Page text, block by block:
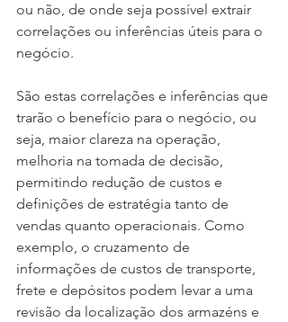
ou não, de onde seja possível extrair
correlações ou inferências úteis para o
negócio.
São estas correlações e inferências que
trarão o benefício para o negócio, ou
seja, maior clareza na operação,
melhoria na tomada de decisão,
permitindo redução de custos e
definições de estratégia tanto de
vendas quanto operacionais. Como
exemplo, o cruzamento de
informações de custos de transporte,
frete e depósitos podem levar a uma
revisão da localização dos armazéns e